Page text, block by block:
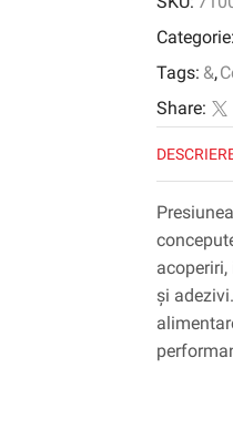
Head
1.4,
Categorie:
Tags: &,
Share:
și